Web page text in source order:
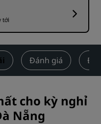
tới
Đánh giá
cho kỳ nghỉ
Nẵng